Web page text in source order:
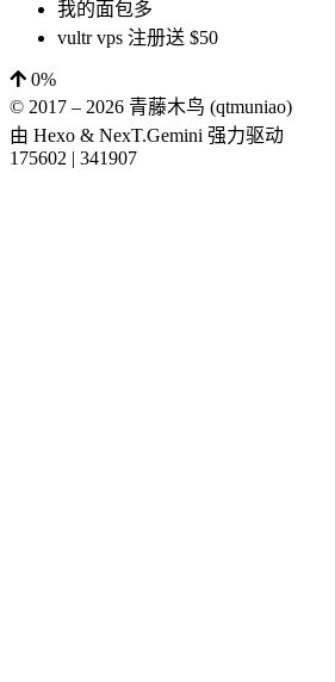
我的面包多
vultr vps 注册送 $50
0%
© 2017 – 2026 青藤木鸟 (qtmuniao)
由 Hexo & NexT.Gemini 强力驱动
175602 | 341907